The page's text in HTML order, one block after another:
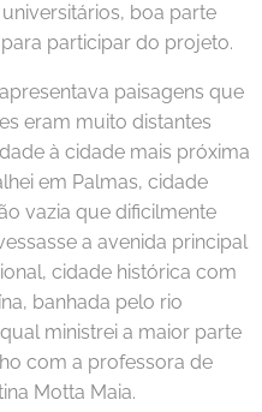
boa parte
participar do projeto.
paisagens que
eram muito distantes
à cidade mais próxima
em Palmas, cidade
vazia que dificilmente
a avenida principal
cidade histórica com
banhada pelo rio
ministrei a maior parte
com a professora de
Motta Maia.